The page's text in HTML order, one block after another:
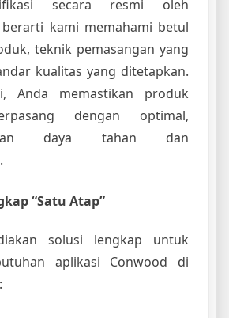
secara resmi oleh
kami memahami betul
teknik pemasangan yang
kualitas yang ditetapkan.
Anda memastikan produk
dengan optimal,
daya tahan dan
“Satu Atap”
solusi lengkap untuk
aplikasi Conwood di